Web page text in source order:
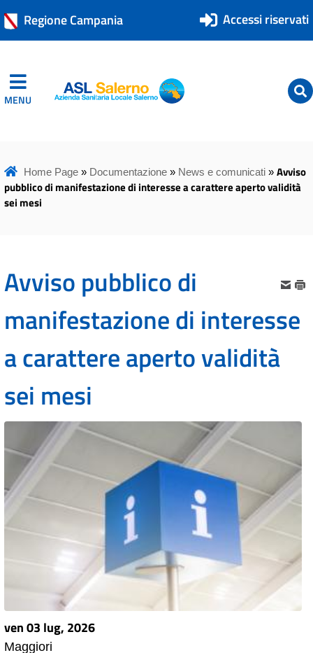
Regione Campania Accessi riservati
MENU ASL Salerno
ASL Salerno
Home Page» Documentazione» News e comunicati» Avviso
pubblico di manifestazione di interesse a carattere aperto validità
sei mesi
Avviso pubblico di
manifestazione di interesse
a carattere aperto validità
sei mesi
ven 03 lug, 2026
Maggiori